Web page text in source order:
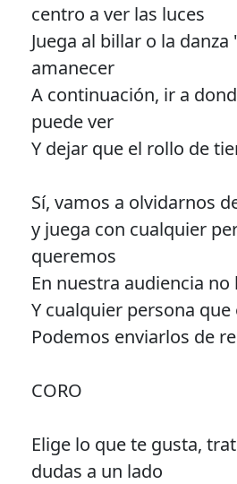
centro a ver las luces
Juega al billar o la danza
amanecer
A continuación, ir a
puede ver
Y dejar que el rollo de
Sí, vamos a olvidarnos
y juega con cualquier
queremos
En nuestra audiencia no
Y cualquier persona que
Podemos enviarlos de
CORO
Elige lo que te gusta,
dudas a un lado